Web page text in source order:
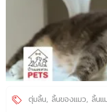
ตุ่มลิ้น ลิ้นของแมว ลิ้นแ